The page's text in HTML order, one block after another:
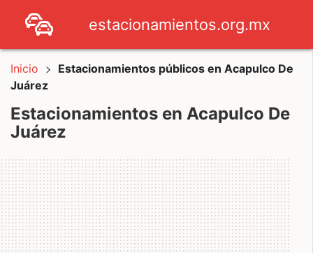
estacionamientos.org.mx
Inicio
Estacionamientos públicos en Acapulco De
Juárez
Estacionamientos en Acapulco De
Juárez